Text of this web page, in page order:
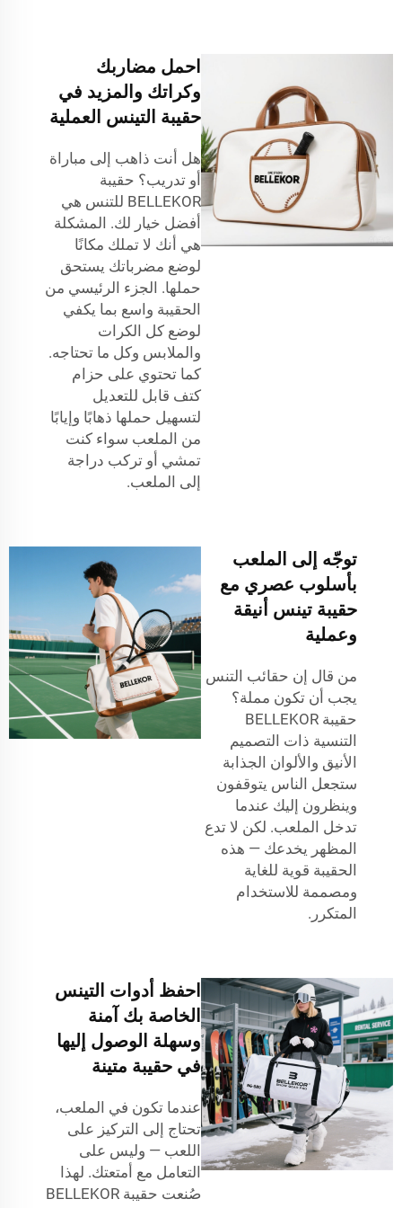
احمل مضاربك
وكراتك والمزيد في
حقيبة التينس العملية
هل أنت ذاهب إلى مباراة
أو تدريب؟ حقيبة
BELLEKOR للتنس هي
أفضل خيار لك. المشكلة
هي أنك لا تملك مكانًا
لوضع مضرباتك يستحق
حملها. الجزء الرئيسي من
الحقيبة واسع بما يكفي
لوضع كل الكرات
والملابس وكل ما تحتاجه.
كما تحتوي على حزام
كتف قابل للتعديل
لتسهيل حملها ذهابًا وإيابًا
من الملعب سواء كنت
تمشي أو تركب دراجة
إلى الملعب.
توجّه إلى الملعب
بأسلوب عصري مع
حقيبة تينس أنيقة
وعملية
من قال إن حقائب التنس
يجب أن تكون مملة؟
حقيبة BELLEKOR
التنسية ذات التصميم
الأنيق والألوان الجذابة
ستجعل الناس يتوقفون
وينظرون إليك عندما
تدخل الملعب. لكن لا تدع
المظهر يخدعك — هذه
الحقيبة قوية للغاية
ومصممة للاستخدام
المتكرر.
احفظ أدوات التينس
الخاصة بك آمنة
وسهلة الوصول إليها
في حقيبة متينة
عندما تكون في الملعب،
تحتاج إلى التركيز على
اللعب — وليس على
التعامل مع أمتعتك. لهذا
صُنعت حقيبة BELLEKOR